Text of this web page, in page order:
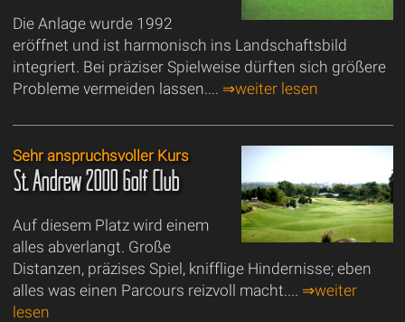
Die Anlage wurde 1992
eröffnet und ist harmonisch ins Landschaftsbild
integriert. Bei präziser Spielweise dürften sich größere
Probleme vermeiden lassen.... ⇒weiter lesen
Sehr anspruchsvoller Kurs
St. Andrew 2000 Golf Club
Auf diesem Platz wird einem
alles abverlangt. Große
Distanzen, präzises Spiel, knifflige Hindernisse; eben
alles was einen Parcours reizvoll macht.... ⇒weiter
lesen